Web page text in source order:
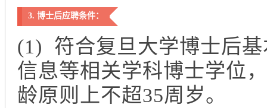
3. 博士后应聘条件：
(1) 符合复旦大学博士后
信息等相关学科博士学位
龄原则上不超35周岁。